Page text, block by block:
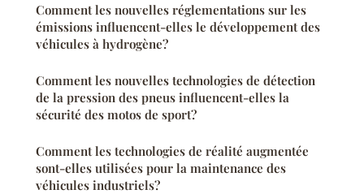
Comment les nouvelles réglementations sur les
émissions influencent-elles le développement des
véhicules à hydrogène?
Comment les nouvelles technologies de détection
de la pression des pneus influencent-elles la
sécurité des motos de sport?
Comment les technologies de réalité augmentée
sont-elles utilisées pour la maintenance des
véhicules industriels?